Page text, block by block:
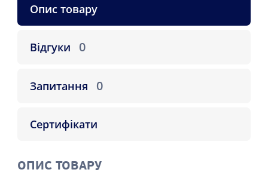
Опис товару
Відгуки 0
Запитання 0
Сертифікати
ОПИС ТОВАРУ